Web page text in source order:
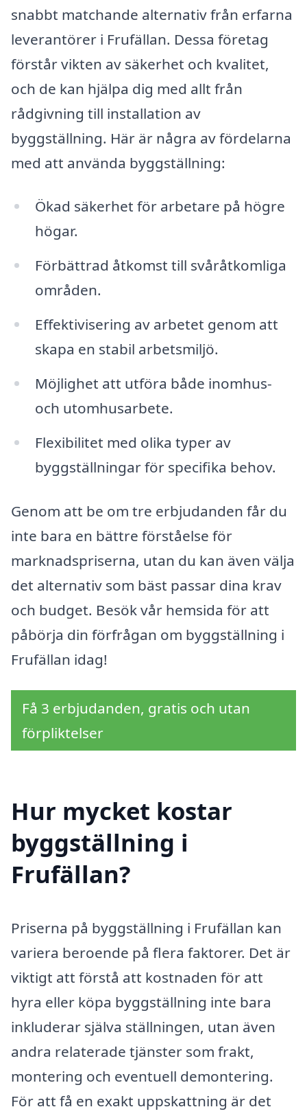
snabbt matchande alternativ från erfarna
leverantörer i Frufällan. Dessa företag
förstår vikten av säkerhet och kvalitet,
och de kan hjälpa dig med allt från
rådgivning till installation av
byggställning. Här är några av fördelarna
med att använda byggställning:
Ökad säkerhet för arbetare på högre
högar.
Förbättrad åtkomst till svåråtkomliga
områden.
Effektivisering av arbetet genom att
skapa en stabil arbetsmiljö.
Möjlighet att utföra både inomhus-
och utomhusarbete.
Flexibilitet med olika typer av
byggställningar för specifika behov.
Genom att be om tre erbjudanden får du
inte bara en bättre förståelse för
marknadspriserna, utan du kan även välja
det alternativ som bäst passar dina krav
och budget. Besök vår hemsida för att
påbörja din förfrågan om byggställning i
Frufällan idag!
Få 3 erbjudanden, gratis och utan
förpliktelser
Hur mycket kostar
byggställning i
Frufällan?
Priserna på byggställning i Frufällan kan
variera beroende på flera faktorer. Det är
viktigt att förstå att kostnaden för att
hyra eller köpa byggställning inte bara
inkluderar själva ställningen, utan även
andra relaterade tjänster som frakt,
montering och eventuell demontering.
För att få en exakt uppskattning är det